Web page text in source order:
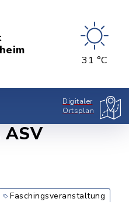
31 °C
Digitaler
Ortsplan
ASV
Faschingsveranstaltung